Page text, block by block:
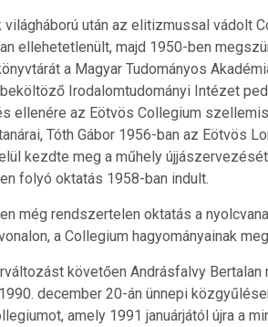
világháború után az elitizmussal vádolt
ellehetetlenült, majd 1950-ben
a Magyar Tudományos
Irodalomtudományi Intézet
ellenére az Eötvös Collegium
Tóth Gábor 1956-ban az Eötvös
kezdte meg a műhely
folyó oktatás 1958-ban indult.
még rendszertelen oktatás a
a Collegium hagyományainak
követően Andrásfalvy
december 20-án ünnepi
amely 1991 januárjától újra a